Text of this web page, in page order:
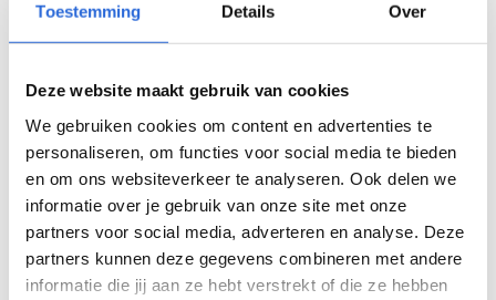
Toestemming Details Over
Deze website maakt gebruik van cookies
We gebruiken cookies om content en advertenties te
personaliseren, om functies voor social media te bieden
en om ons websiteverkeer te analyseren. Ook delen we
informatie over je gebruik van onze site met onze
partners voor social media, adverteren en analyse. Deze
partners kunnen deze gegevens combineren met andere
informatie die jij aan ze hebt verstrekt of die ze hebben